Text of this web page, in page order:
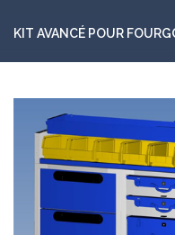
KIT AVANCÉ POUR